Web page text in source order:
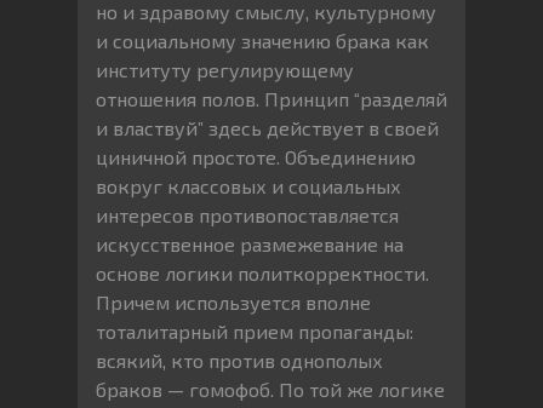
но и здравому смыслу, культурному
и социальному значению брака как
институту регулирующему
отношения полов. Принцип “разделяй
и властвуй” здесь действует в своей
циничной простоте. Объединению
вокруг классовых и социальных
интересов противопоставляется
искусственное размежевание на
основе логики политкорректности.
Причем используется вполне
тоталитарный прием пропаганды:
всякий, кто против однополых
браков — гомофоб. По той же логике